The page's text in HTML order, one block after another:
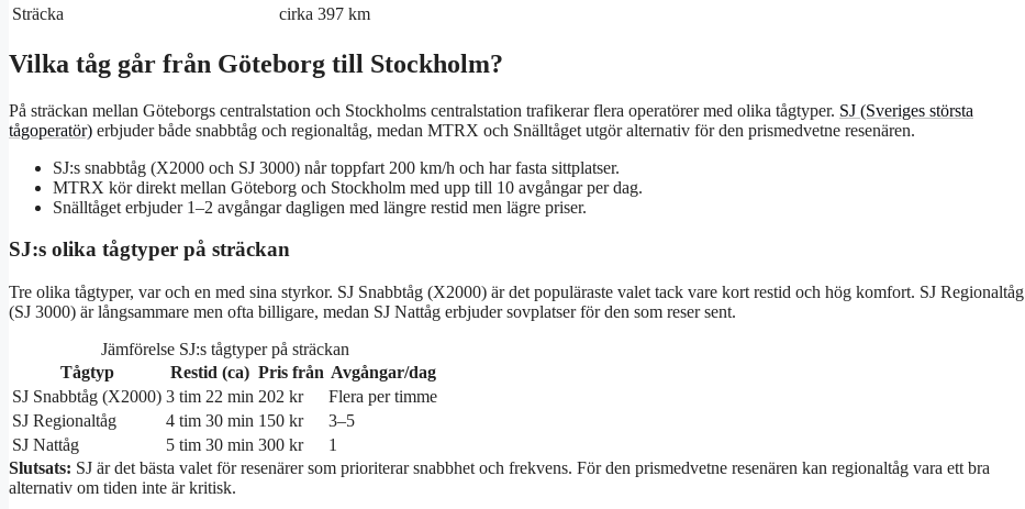
Sträcka
cirka 397 km
Vilka tåg går från Göteborg till Stockholm?
På sträckan mellan Göteborgs centralstation och Stockholms centralstation trafikerar flera operatörer med olika tågtyper. SJ (Sveriges största
tågoperatör) erbjuder både snabbtåg och regionaltåg, medan MTRX och Snälltåget utgör alternativ för den prismedvetne resenären.
SJ:s snabbtåg (X2000 och SJ 3000) når toppfart 200 km/h och har fasta sittplatser.
MTRX kör direkt mellan Göteborg och Stockholm med upp till 10 avgångar per dag.
Snälltåget erbjuder 1–2 avgångar dagligen med längre restid men lägre priser.
SJ:s olika tågtyper på sträckan
Tre olika tågtyper, var och en med sina styrkor. SJ Snabbtåg (X2000) är det populäraste valet tack vare kort restid och hög komfort. SJ Regionaltåg
(SJ 3000) är långsammare men ofta billigare, medan SJ Nattåg erbjuder sovplatser för den som reser sent.
Jämförelse SJ:s tågtyper på sträckan
Tågtyp
Restid (ca) Pris från Avgångar/dag
SJ Snabbtåg (X2000) 3 tim 22 min 202 kr
Flera per timme
SJ Regionaltåg
4 tim 30 min 150 kr
3–5
SJ Nattåg
5 tim 30 min 300 kr
1
Slutsats: SJ är det bästa valet för resenärer som prioriterar snabbhet och frekvens. För den prismedvetne resenären kan regionaltåg vara ett bra
alternativ om tiden inte är kritisk.